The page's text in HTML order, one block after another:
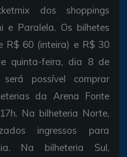
dos shoppings
e Paralela. Os bilhetes
R$ 60 (inteira) e R$ 30
quinta-feira, dia 8 de
possível comprar
da Arena Fonte
Na bilheteria Norte,
ingressos para
Na bilheteria Sul,